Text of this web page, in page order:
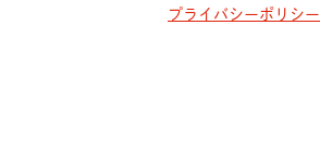
プライバシーポリシー